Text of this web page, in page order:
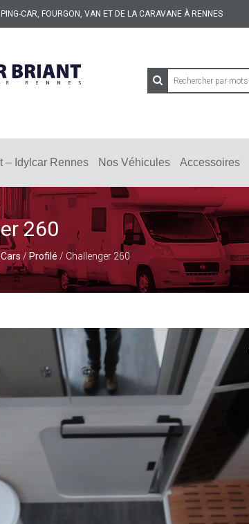
CAR, FOURGON, VAN ET DE LA CARAVANE À RENNES
– Idylcar Rennes Nos Véhicules Accessoires
260
/ Profilé / Challenger 260